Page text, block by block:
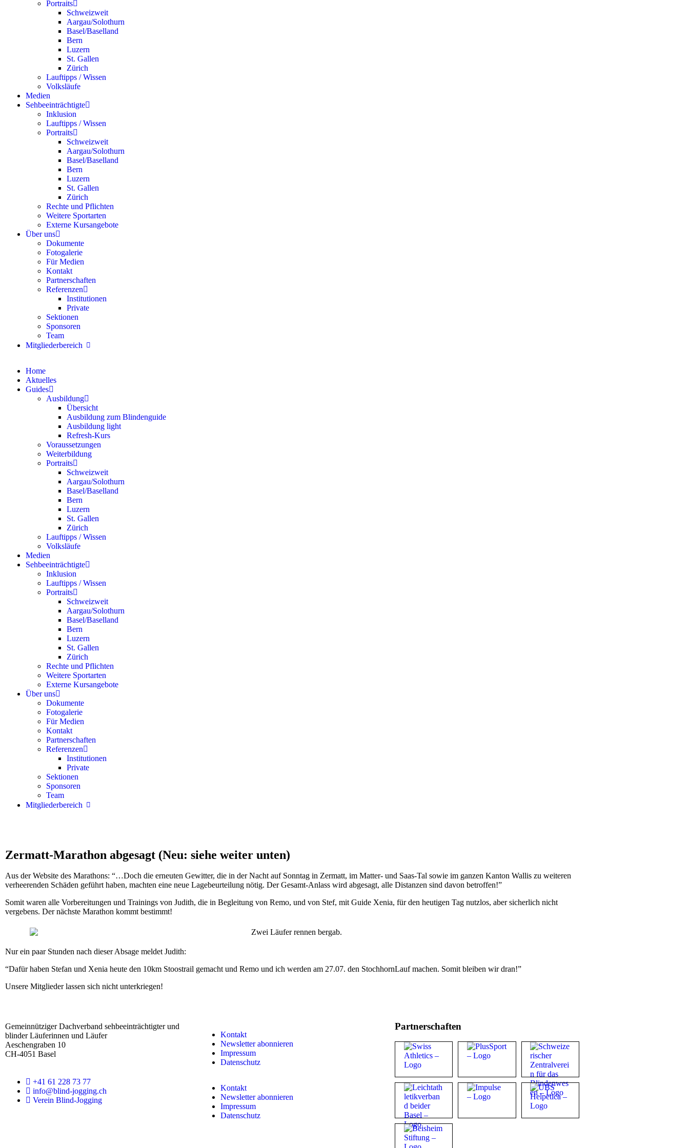
Portraits
Schweizweit
Aargau/Solothurn
Basel/Baselland
Bern
Luzern
St. Gallen
Zürich
Lauftipps / Wissen
Volksläufe
Medien
Sehbeeinträchtigte
Inklusion
Lauftipps / Wissen
Portraits
Schweizweit
Aargau/Solothurn
Basel/Baselland
Bern
Luzern
St. Gallen
Zürich
Rechte und Pflichten
Weitere Sportarten
Externe Kursangebote
Über uns
Dokumente
Fotogalerie
Für Medien
Kontakt
Partnerschaften
Referenzen
Institutionen
Private
Sektionen
Sponsoren
Team
Mitgliederbereich
Home
Aktuelles
Guides
Ausbildung
Übersicht
Ausbildung zum Blindenguide
Ausbildung light
Refresh-Kurs
Voraussetzungen
Weiterbildung
Portraits
Schweizweit
Aargau/Solothurn
Basel/Baselland
Bern
Luzern
St. Gallen
Zürich
Lauftipps / Wissen
Volksläufe
Medien
Sehbeeinträchtigte
Inklusion
Lauftipps / Wissen
Portraits
Schweizweit
Aargau/Solothurn
Basel/Baselland
Bern
Luzern
St. Gallen
Zürich
Rechte und Pflichten
Weitere Sportarten
Externe Kursangebote
Über uns
Dokumente
Fotogalerie
Für Medien
Kontakt
Partnerschaften
Referenzen
Institutionen
Private
Sektionen
Sponsoren
Team
Mitgliederbereich
Zermatt-Marathon abgesagt (Neu: siehe weiter unten)
Aus der Website des Marathons: “…Doch die erneuten Gewitter, die in der Nacht auf Sonntag in Zermatt, im Matter- und Saas-Tal sowie im ganzen Kanton Wallis zu weiteren
verheerenden Schäden geführt haben, machten eine neue Lagebeurteilung nötig. Der Gesamt-Anlass wird abgesagt, alle Distanzen sind davon betroffen!”
Somit waren alle Vorbereitungen und Trainings von Judith, die in Begleitung von Remo, und von Stef, mit Guide Xenia, für den heutigen Tag nutzlos, aber sicherlich nicht
vergebens. Der nächste Marathon kommt bestimmt!
Nur ein paar Stunden nach dieser Absage meldet Judith:
“Dafür haben Stefan und Xenia heute den 10km Stoostrail gemacht und Remo und ich werden am 27.07. den StochhornLauf machen. Somit bleiben wir dran!”
Unsere Mitglieder lassen sich nicht unterkriegen!
o
t
e
Gemeinnütziger Dachverband sehbeeinträchtigter und
blinder Läuferinnen und Läufer
Aeschengraben 10
CH-4051 Basel
+41 61 228 73 77
info@blind-jogging.ch
Verein Blind-Jogging
Kontakt
Newsletter abonnieren
Impressum
Datenschutz
Kontakt
Newsletter abonnieren
Impressum
Datenschutz
Partnerschaften